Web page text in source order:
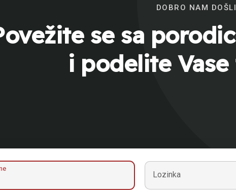
DOBRO NAM
se sa
i podelite
Lozinka